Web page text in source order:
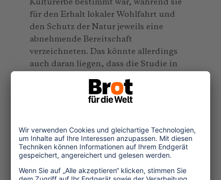
Kulturerbe bestimmt war, während sie
für den Erhalt lokaler Wohlfahrt und
den Schutz der Natur jeweils eine
abnehmende Bereitschaft
verzeichneten. Das könnte allerdings
auch daran liegen, dass die Studie in
kulturtouristischen Ziel. Allgemein wird
in der Studie angeführt, dass
von Touristinnen und Touristen positiv
beeinflusst: Menschen sind bereiter zu
zahlen, wenn sie wissen für was.